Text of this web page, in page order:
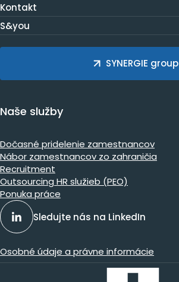
Kontakt
S&you
SYNERGIE group
Naše služby
Dočasné pridelenie zamestnancov
Nábor zamestnancov zo zahraničia
Recruitment
Outsourcing HR služieb (PEO)
Ponuka práce
Sledujte nás na LinkedIn
Osobné údaje a právne informácie